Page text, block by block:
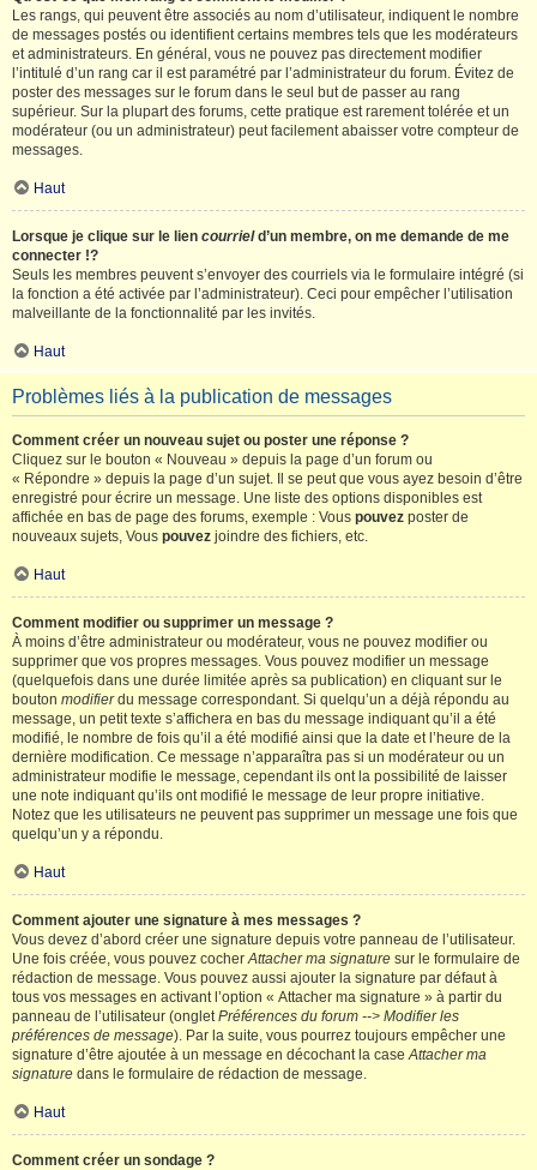
Les rangs, qui peuvent être associés au nom d’utilisateur, indiquent le nombre
de messages postés ou identifient certains membres tels que les modérateurs
et administrateurs. En général, vous ne pouvez pas directement modifier
l’intitulé d’un rang car il est paramétré par l’administrateur du forum. Évitez de
poster des messages sur le forum dans le seul but de passer au rang
supérieur. Sur la plupart des forums, cette pratique est rarement tolérée et un
modérateur (ou un administrateur) peut facilement abaisser votre compteur de
messages.
Haut
Lorsque je clique sur le lien courrield’un membre, on me demande de me
connecter !?
Seuls les membres peuvent s’envoyer des courriels via le formulaire intégré (si
la fonction a été activée par l’administrateur). Ceci pour empêcher l’utilisation
malveillante de la fonctionnalité par les invités.
Haut
Problèmes liés à la publication de messages
Comment créer un nouveau sujet ou poster une réponse ?
Cliquez sur le bouton « Nouveau » depuis la page d’un forum ou
« Répondre » depuis la page d’un sujet. Il se peut que vous ayez besoin d’être
enregistré pour écrire un message. Une liste des options disponibles est
affichée en bas de page des forums, exemple : Vous pouvez poster de
nouveaux sujets, Vous pouvez joindre des fichiers, etc.
Haut
Comment modifier ou supprimer un message ?
À moins d’être administrateur ou modérateur, vous ne pouvez modifier ou
supprimer que vos propres messages. Vous pouvez modifier un message
(quelquefois dans une durée limitée après sa publication) en cliquant sur le
bouton modifierdu message correspondant. Si quelqu’un a déjà répondu au
message, un petit texte s’affichera en bas du message indiquant qu’il a été
modifié, le nombre de fois qu’il a été modifié ainsi que la date et l’heure de la
dernière modification. Ce message n’apparaîtra pas si un modérateur ou un
administrateur modifie le message, cependant ils ont la possibilité de laisser
une note indiquant qu’ils ont modifié le message de leur propre initiative.
Notez que les utilisateurs ne peuvent pas supprimer un message une fois que
quelqu’un y a répondu.
Haut
Comment ajouter une signature à mes messages ?
Vous devez d’abord créer une signature depuis votre panneau de l’utilisateur.
Une fois créée, vous pouvez cocherAttacher ma signature sur le formulaire de
rédaction de message. Vous pouvez aussi ajouter la signature par défaut à
tous vos messages en activant l’option « Attacher ma signature » à partir du
panneau de l’utilisateur (ongletPréférences du forum --> Modifier les
préférences de message). Par la suite, vous pourrez toujours empêcher une
signature d’être ajoutée à un message en décochant la caseAttacher ma
signature dans le formulaire de rédaction de message.
Haut
Comment créer un sondage ?